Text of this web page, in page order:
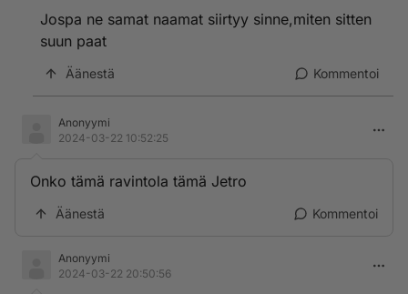
Jospa ne samat naamat siirtyy sinne,miten sitten
suun paat
Äänestä Kommentoi
Anonyymi
2024-03-22 10:52:25
Onko tämä ravintola tämä Jetro
Äänestä Kommentoi
Anonyymi
2024-03-22 20:50:56